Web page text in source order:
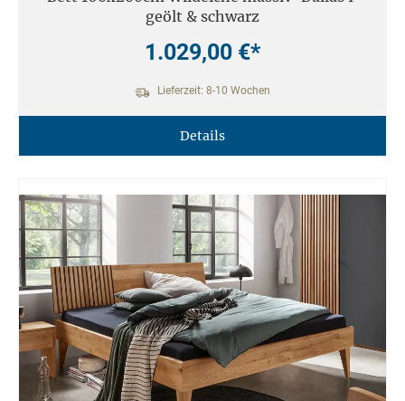
geölt & schwarz
1.029,00 €*
Lieferzeit: 8-10 Wochen
Details